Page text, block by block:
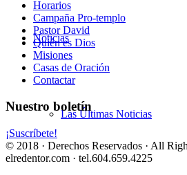
Noticias
Las Últimas Noticias
Horarios
Campaña Pro-templo
Pastor David
Quién es Dios
Misiones
Casas de Oración
Contactar
Nuestro boletín
¡Suscríbete!
© 2018 · Derechos Reservados · All
elredentor.com · tel.604.659.4225